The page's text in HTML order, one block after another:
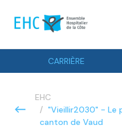
CARRIÈRE
EHC
"Vieillir2030" - Le
canton de Vaud